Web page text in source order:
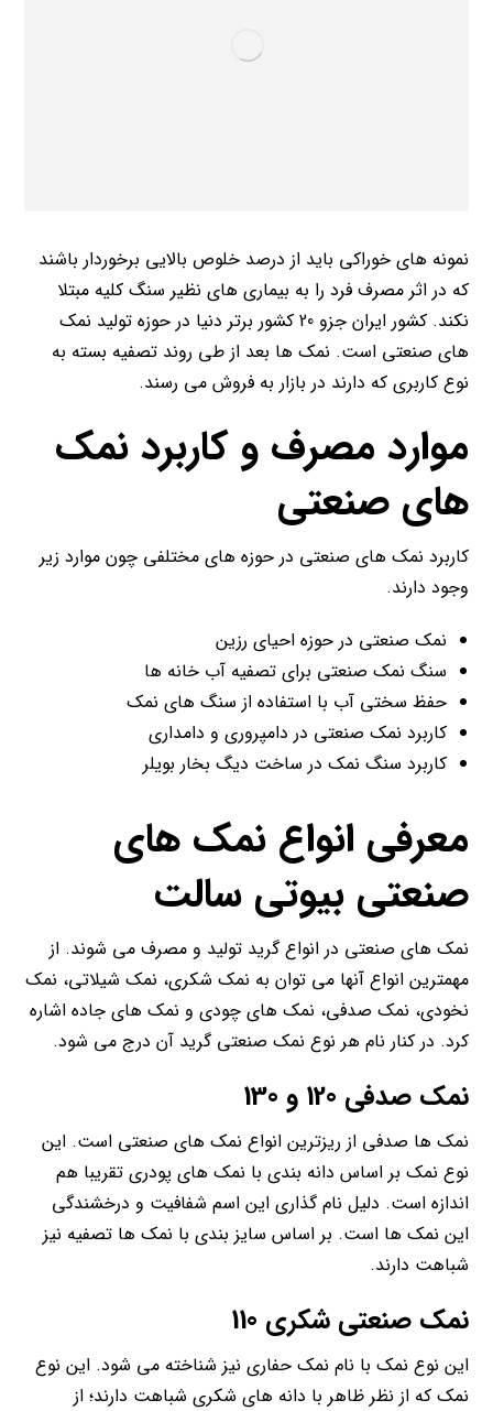
نمونه های خوراکی باید از درصد خلوص بالایی برخوردار باشند
که در اثر مصرف فرد را به بیماری های نظیر سنگ کلیه مبتلا
نکند. کشور ایران جزو 20 کشور برتر دنیا در حوزه تولید نمک
های صنعتی است. نمک ها بعد از طی روند تصفیه بسته به
نوع کاربری که دارند در بازار به فروش می رسند.
موارد مصرف و کاربرد نمک
های صنعتی
کاربرد نمک های صنعتی در حوزه های مختلفی چون موارد زیر
وجود دارند.
نمک صنعتی در حوزه احیای رزین
سنگ نمک صنعتی برای تصفیه آب خانه ها
حفظ سختی آب با استفاده از سنگ های نمک
کاربرد نمک صنعتی در دامپروری و دامداری
کاربرد سنگ نمک در ساخت دیگ بخار بویلر
معرفی انواع نمک های
صنعتی بیوتی سالت
نمک های صنعتی در انواع گرید تولید و مصرف می شوند. از
مهمترین انواع آنها می توان به نمک شکری، نمک شیلاتی، نمک
نخودی، نمک صدفی، نمک های چودی و نمک های جاده اشاره
کرد. در کنار نام هر نوع نمک صنعتی گرید آن درج می شود.
نمک صدفی 120 و 130
نمک ها صدفی از ریزترین انواع نمک های صنعتی است. این
نوع نمک بر اساس دانه بندی با نمک های پودری تقریبا هم
اندازه است. دلیل نام گذاری این اسم شفافیت و درخشندگی
این نمک ها است. بر اساس سایز بندی با نمک ها تصفیه نیز
شباهت دارند.
نمک صنعتی شکری 110
این نوع نمک با نام نمک حفاری نیز شناخته می شود. این نوع
نمک که از نظر ظاهر با دانه های شکری شباهت دارند؛ از